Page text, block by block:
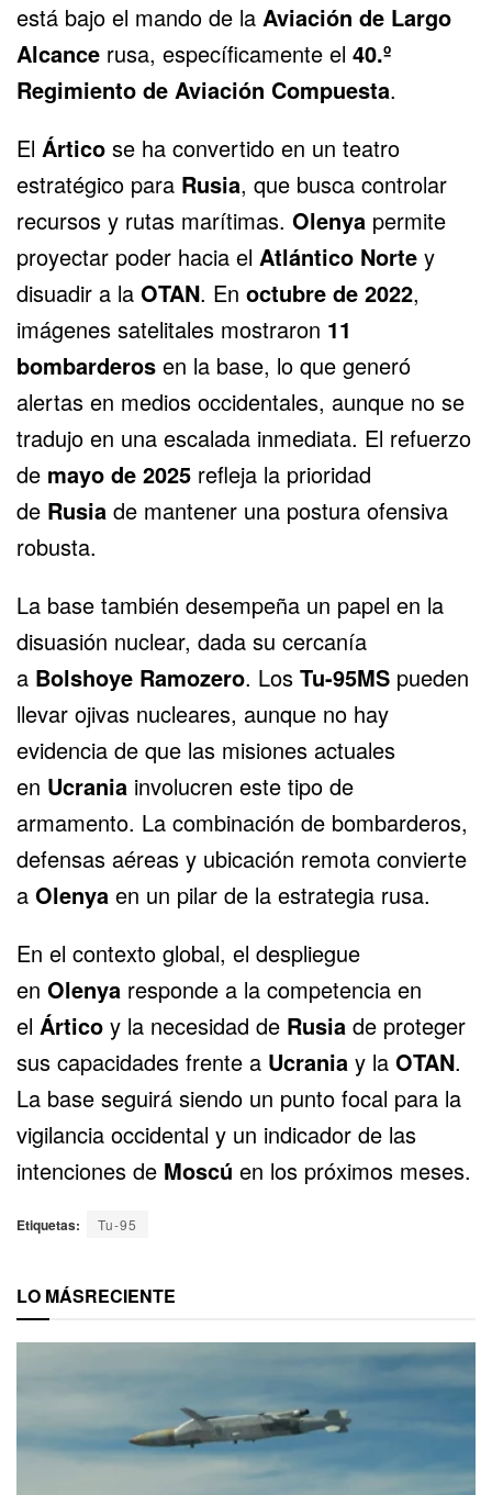
está bajo el mando de la Aviación de Largo
Alcance rusa, específicamente el 40.º
Regimiento de Aviación Compuesta.
El Ártico se ha convertido en un teatro
estratégico para Rusia, que busca controlar
recursos y rutas marítimas. Olenya permite
proyectar poder hacia el Atlántico Norte y
disuadir a la OTAN. En octubre de 2022,
imágenes satelitales mostraron 11
bombarderos en la base, lo que generó
alertas en medios occidentales, aunque no se
tradujo en una escalada inmediata. El refuerzo
de mayo de 2025 refleja la prioridad
de Rusia de mantener una postura ofensiva
robusta.
La base también desempeña un papel en la
disuasión nuclear, dada su cercanía
a Bolshoye Ramozero. Los Tu-95MS pueden
llevar ojivas nucleares, aunque no hay
evidencia de que las misiones actuales
en Ucrania involucren este tipo de
armamento. La combinación de bombarderos,
defensas aéreas y ubicación remota convierte
a Olenya en un pilar de la estrategia rusa.
En el contexto global, el despliegue
en Olenya responde a la competencia en
el Ártico y la necesidad de Rusia de proteger
sus capacidades frente a Ucrania y la OTAN.
La base seguirá siendo un punto focal para la
vigilancia occidental y un indicador de las
intenciones de Moscú en los próximos meses.
Etiquetas: Tu-95
LO MÁSRECIENTE